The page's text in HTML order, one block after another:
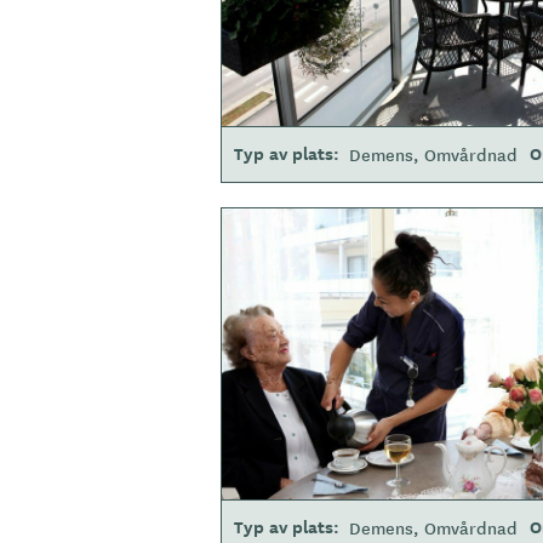
Typ av plats Demens Omvårdnad
e
r
Typ av plats Demens Omvårdnad